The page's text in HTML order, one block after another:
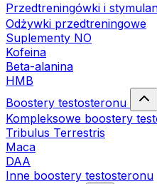
Przedtreningówki i
Odżywki przedtreningowe
Suplementy NO
Kofeina
Beta-alanina
HMB
Boostery testosteronu
Kompleksowe boostery
Tribulus Terrestris
Maca
DAA
Inne boostery testosteronu